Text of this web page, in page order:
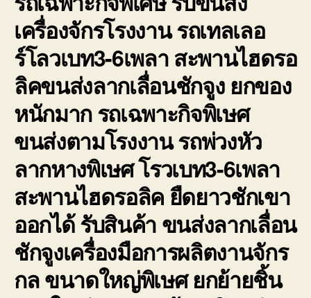
เครื่องจักรโรงงาน รถเทลเลอ
ร์โลวเบท3-6เพลา สะพานไฮดรอ
ลิคขนส่งลากเลื่อนชักจูง ยกของ
หนักมาก รถเฉพาะกิจพิเษศ
ขนส่งตามโรงงาน รถพ่วงหัว
ลากหางพิเษศ โรวเบท3-6เพลา
สะพานไฮดรอลิค ยืดยาวชักเขา
ออกได้ รับสินค้า ขนส่งลากเลื่อน
ชักจูงเครื่องมือการผลิตงานจักร
กล ขนาดใหญ่พิเษศ ยกย้ายชิ้น